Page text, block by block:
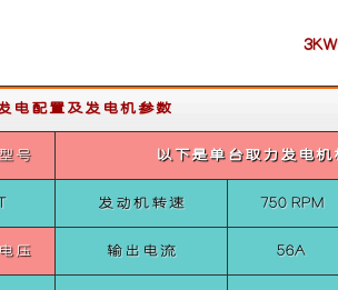
音
更
电配置及发电机参数
号 以下是单台取力发电
发动机转速 750 RPM
压 输出电流 56A